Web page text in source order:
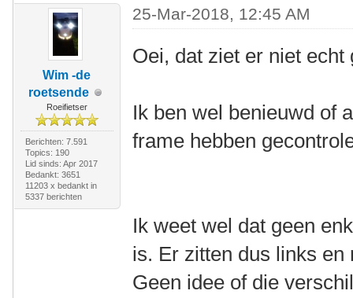
Wim -de
roetsende
Roeifietser
Berichten: 7.591
Topics: 190
Lid sinds: Apr 2017
Bedankt: 3651
11203 x bedankt in
5337 berichten
25-Mar-2018, 12:45 AM
Oei, dat ziet er niet echt
Ik ben wel benieuwd of
frame hebben
Ik weet wel dat geen
is. Er zitten dus links
Geen idee of die